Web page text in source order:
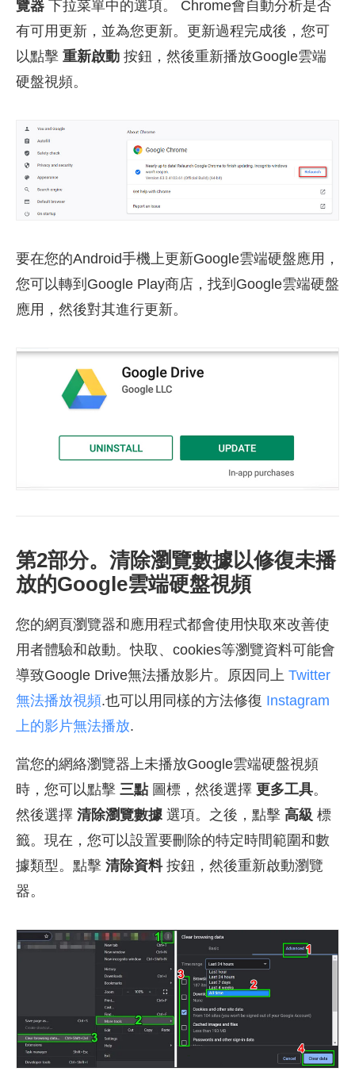
覽器 下拉菜單中的選項。 Chrome會自動分析是否
有可用更新，並為您更新。更新過程完成後，您可
以點擊 重新啟動 按鈕，然後重新播放Google雲端
硬盤視頻。
要在您的Android手機上更新Google雲端硬盤應用，
您可以轉到Google Play商店，找到Google雲端硬盤
應用，然後對其進行更新。
第2部分。清除瀏覽數據以修復未播
放的Google雲端硬盤視頻
您的網頁瀏覽器和應用程式都會使用快取來改善使
用者體驗和啟動。快取、cookies等瀏覽資料可能會
導致Google Drive無法播放影片。原因同上 Twitter
無法播放視頻.也可以用同樣的方法修復 Instagram
上的影片無法播放.
當您的網絡瀏覽器上未播放Google雲端硬盤視頻
時，您可以點擊 三點圖標，然後選擇 更多工具。
然後選擇 清除瀏覽數據 選項。之後，點擊 高級 標
籤。現在，您可以設置要刪除的特定時間範圍和數
據類型。點擊 清除資料按鈕，然後重新啟動瀏覽
器。